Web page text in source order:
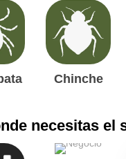
Chinche
necesitas el